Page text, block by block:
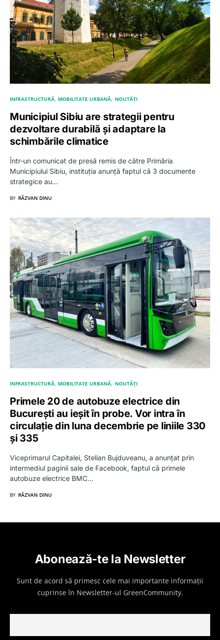
INFRASTRUCTURĂ MOBILITATE URBANĂ NOUTĂȚI
Municipiul Sibiu are strategii pentru
dezvoltare durabilă și adaptare la
schimbările climatice
Într-un comunicat de presă remis de către Primăria
Municipiului Sibiu, instituția anunță faptul că 3 documente
strategice au…
BY RĂZVAN DINU
INFRASTRUCTURĂ MOBILITATE URBANĂ NOUTĂȚI
Primele 20 de autobuze electrice din
București au ieșit în probe. Vor intra în
circulație din luna decembrie pe liniile 330
și 335
Viceprimarul Capitalei, Stelian Bujduveanu, a anunțat prin
intermediul paginii sale de Facebook, faptul că primele
autobuze electrice BMC…
BY RĂZVAN DINU
Abonează-te la Newsletter
Sunt de acord să primesc cele mai importante informații
cuprinse în Newsletter-ul GreenCommunity.